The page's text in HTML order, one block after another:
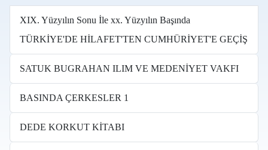
XIX. Yüzyılın Sonu İle xx. Yüzyılın Başında
TÜRKİYE'DE HİLAFET'TEN CUMHÜRİYET'E GEÇİŞ
SATUK BUGRAHAN ILIM VE MEDENİYET VAKFI
BASINDA ÇERKESLER 1
DEDE KORKUT KİTABI